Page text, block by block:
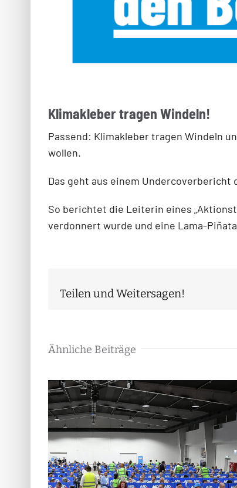
Klimakleber tragen Windeln!
Passend: Klimakleber tragen Windeln
wollen.
Das geht aus einem
So berichtet die Leiterin eines
verdonnert wurde und eine Lama-
Teilen und Weitersagen!
Ähnliche Beiträge